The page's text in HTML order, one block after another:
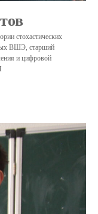
стохастических
ВШЭ, старший
и цифровой